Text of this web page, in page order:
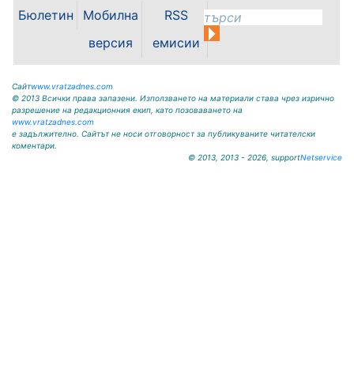
„Освобождение” № 13, тел.
09117/20-45, e-mail:
krivodol@mbox.is-bg.net ОБЯВА
На основание чл. 8, ал. 4,
чл. 14, ал. 7 от ЗОС; чл. 92, ал. 1...
Бюлетин
Мобилна
версия
RSS
емисии
Сайтwww.vratzadnes.com
© 2013 Всички права запазени. Използването на материали става чрез изрично
разрешение на редакционния екип, като позоваването на
www.vratzadnes.com
е задължително. Сайтът не носи отговорност за публикуваните читателски
коментари.
© 2013, 2013 - 2026, supportNetservice